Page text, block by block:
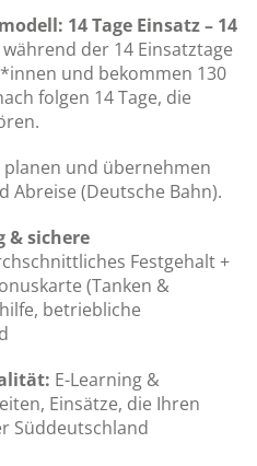
14 Tage Einsatz – 14
der 14 Einsatztage
und bekommen 130
folgen 14 Tage, die
planen und übernehmen
Abreise (Deutsche Bahn).
& sichere
Festgehalt +
(Tanken &
betriebliche
E-Learning &
Einsätze, die Ihren
Süddeutschland